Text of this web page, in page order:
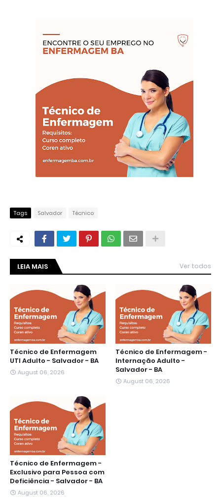
Tags Salvador Técnico
LEIA MAIS Ver todos
Técnico de Enfermagem
UTI Adulto - Salvador - BA
August 06, 2026
Técnico de Enfermagem -
Internação Adulto -
Salvador - BA
August 06, 2026
Técnico de Enfermagem -
Exclusivo para Pessoa com
Deficiência - Salvador - BA
August 06, 2026